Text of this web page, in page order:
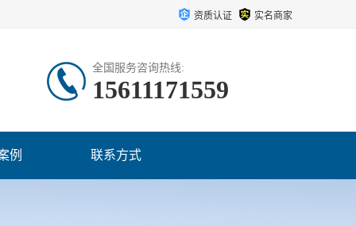
资质认证 实名商家
全国服务咨询热线:
15611171559
例 联系方式